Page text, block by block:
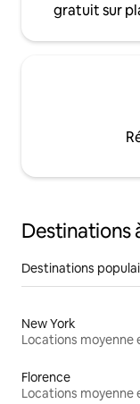
gratuit sur
Destinations
Destinations
New York
Florence